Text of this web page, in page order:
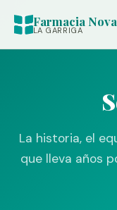
Farmacia
LA GARRIGA
La historia, el
que lleva años